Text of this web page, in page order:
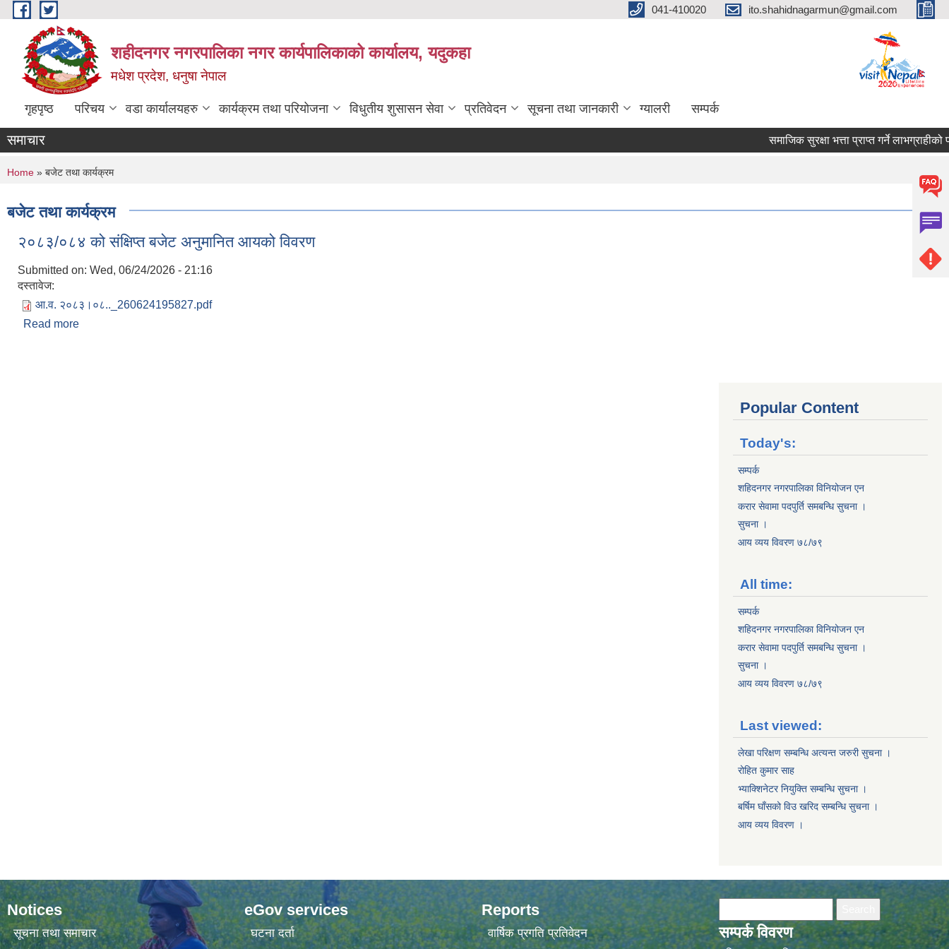
Skip to main content 041-410020 ito.shahidnagarmun@gmail.com
शहीदनगर नगरपालिका नगर कार्यपालिकाको कार्यालय, यदुकहा
मधेश प्रदेश, धनुषा नेपाल
गृहपृष्ठ परिचय वडा कार्यालयहरु कार्यक्रम तथा परियोजना विधुतीय शुसासन सेवा प्रतिवेदन सूचना तथा जानकारी ग्यालरी सम्पर्क
समाचार समाजिक सुरक्षा भत्ता प्राप्त गर्ने लाभग्राहीको
You are here
Home » बजेट तथा कार्यक्रम
बजेट तथा कार्यक्रम
२०८३/०८४ को संक्षिप्त बजेट अनुमानित आयको विवरण
Submitted on: Wed, 06/24/2026 - 21:16
दस्तावेज:
आ.व. २०८३।०८.._260624195827.pdf
Read more
Popular Content
Today's:
सम्पर्क
शहिदनगर नगरपालिका विनियोजन एन
करार सेवामा पदपुर्ति समबन्धि सुचना ।
सुचना ।
आय व्यय विवरण ७८/७९
All time:
सम्पर्क
शहिदनगर नगरपालिका विनियोजन एन
करार सेवामा पदपुर्ति समबन्धि सुचना ।
सुचना ।
आय व्यय विवरण ७८/७९
Last viewed:
लेखा परिक्षण सम्बन्धि अत्यन्त जरुरी सुचना ।
रोहित कुमार साह
भ्याक्शिनेटर नियुक्ति सम्बन्धि सुचना ।
बर्षिम घाँसको विउ खरिद सम्बन्धि सुचना ।
आय व्यय विवरण ।
Notices
सूचना तथा समाचार
eGov services
घटना दर्ता
Reports
वार्षिक प्रगति प्रतिवेदन
सम्पर्क विवरण